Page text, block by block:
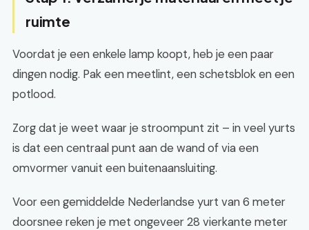
ruimte
Voordat je een enkele lamp koopt, heb je een paar
dingen nodig. Pak een meetlint, een schetsblok en een
potlood.
Zorg dat je weet waar je stroompunt zit – in veel yurts
is dat een centraal punt aan de wand of via een
omvormer vanuit een buitenaansluiting.
Voor een gemiddelde Nederlandse yurt van 6 meter
doorsnee reken je met ongeveer 28 vierkante meter